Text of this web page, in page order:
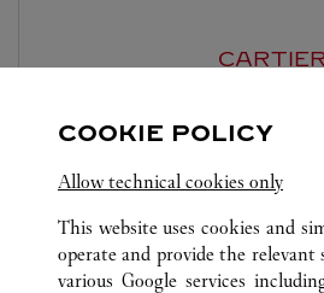
Beijing
COOKIE POLICY
Allow technical cookies only
This website uses cookies and
operate and provide the relevant
various Google services